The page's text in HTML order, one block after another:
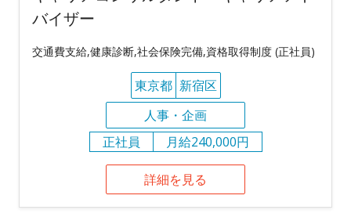
バイザー
交通費支給,健康診断,社会保険完備,資格取得制度 (正社員)
東京都 新宿区
人事・企画
正社員
月給240,000円
詳細を見る